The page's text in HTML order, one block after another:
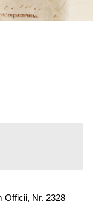
Officii, Nr. 2328